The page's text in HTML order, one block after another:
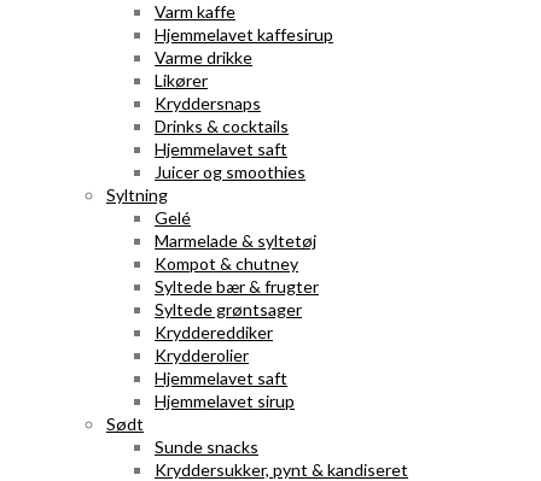
Varm kaffe
Hjemmelavet kaffesirup
Varme drikke
Likører
Kryddersnaps
Drinks & cocktails
Hjemmelavet saft
Juicer og smoothies
Syltning
Gelé
Marmelade & syltetøj
Kompot & chutney
Syltede bær & frugter
Syltede grøntsager
Kryddereddiker
Krydderolier
Hjemmelavet saft
Hjemmelavet sirup
Sødt
Sunde snacks
Kryddersukker, pynt & kandiseret